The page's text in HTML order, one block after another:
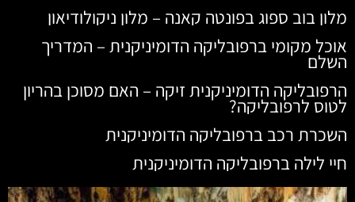
מלון בוב ספוג בפונטה קאנה – מלון ניקולודיאון
אוכל מקומי ברפובליקה הדומיניקנית – המדריך
השלם
הרפובליקה הדומיניקנית זיקה – האם מסוכן בהריון
לטוס לרפובליקה?
השכרת רכב ברפובליקה הדומיניקנית
חיי לילה ברפובליקה הדומיניקנית